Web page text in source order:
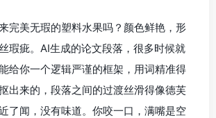
完美无瑕的塑料水果吗？颜色鲜艳，形
瑕疵。AI生成的论文段落，很多时候就
给你一个逻辑严谨的框架，用词精准得
出来的，段落之间的过渡丝滑得像德芙
了闻，没有味道。你咬一口，满嘴是空